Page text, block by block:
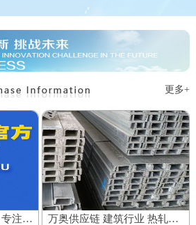
更多+
胜天半子聚合供应链，专注服务私域商城 百万厂价商品
万奥供应链 建筑行业 热轧镀锌槽钢 欢迎到厂参观